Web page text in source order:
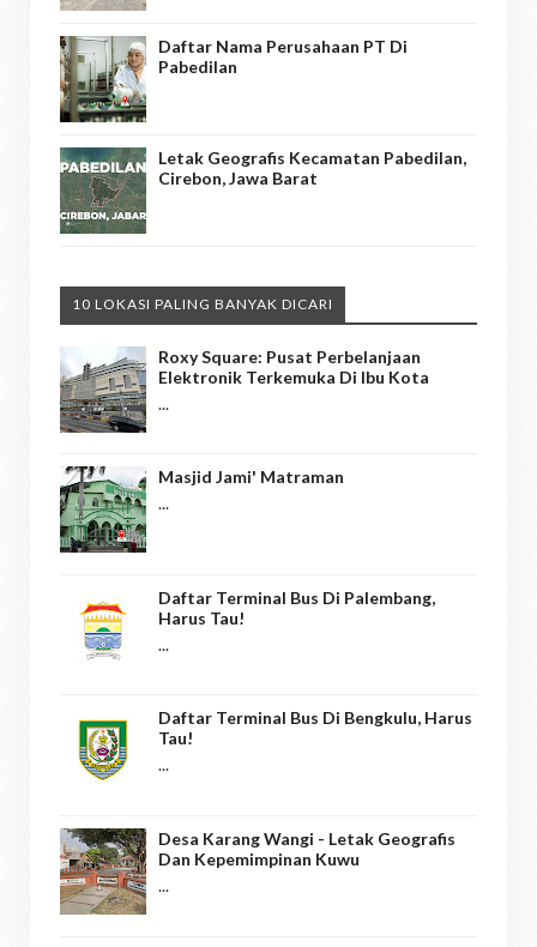
Daftar Nama Perusahaan PT Di
Pabedilan
Letak Geografis Kecamatan Pabedilan,
Cirebon, Jawa Barat
10 LOKASI PALING BANYAK DICARI
Roxy Square: Pusat Perbelanjaan
Elektronik Terkemuka Di Ibu Kota
...
Masjid Jami' Matraman
...
Daftar Terminal Bus Di Palembang,
Harus Tau!
...
Daftar Terminal Bus Di Bengkulu, Harus
Tau!
...
Desa Karang Wangi - Letak Geografis
Dan Kepemimpinan Kuwu
...